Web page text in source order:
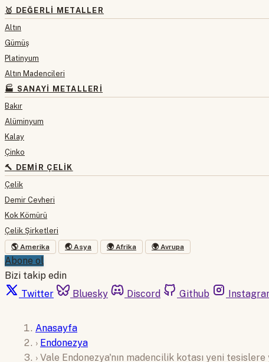
🥇 DEĞERLI METALLER
Altın
Gümüş
Platinyum
Altın Madencileri
🏭 SANAYI METALLERI
Bakır
Alüminyum
Kalay
Çinko
🔨 DEMIR ÇELIK
Çelik
Demir Cevheri
Kok Kömürü
Çelik Şirketleri
🌎 Amerika 🌏 Asya 🌍 Afrika 🌍 Avrupa
Abone ol
Bizi takip edin
Twitter
Bluesky Discord Github
Anasayfa
› Endonezya
› Vale Endonezya'nın madencilik kotası yeni